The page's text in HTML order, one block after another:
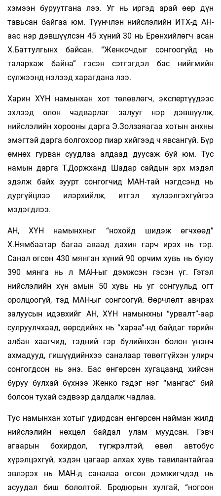
хэмээн буруутгана лээ. Уг нь иргэд арай өөр дүн
тавьсан байгаа юм. Түүнчлэн нийслэлийн ИТХ-д АН-
аас нэр дэвшүүлсэн 45 хүний 30 нь Ерөнхийлөгч асан
Х.Баттулгынх байсан. “Женкочдыг сонгоогүйд нь
талархаж байна” гэсэн сэтгэгдэл бас нийгмийн
сүлжээнд нэлээд харагдана лээ.
Харин ХҮН намынхан хот төлөвлөгч, экспертүүдээс
эхлээд олон чадварлаг залууг нэр дэвшүүлж,
нийслэлийн хорооны дарга Э.Золзаяагаа хотын анхны
эмэгтэй дарга болгохоор пиар хийгээд ч явсангүй. Бүр
өмнөх гурван суудлаа алдаад дуусаж буй юм. Тус
намын дарга Т.Доржханд Шадар сайдын эрх мэдэл
эдэлж байх зуурт сонгогчид МАН-тай нэгдсэнд нь
дургүйцлээ илэрхийлж, итгэл хүлээлгэхгүйгээ
мэдэгдлээ.
АН, ХҮН намынхныг “нохойд шидэж өгчхөөд”
Х.Нямбаатар багаа аваад дахин гарч ирэх нь тэр.
Санал өгсөн 430 мянган хүний 90 орчим хувь нь буюу
390 мянга нь л МАН-ыг дэмжсэн гэсэн үг. Гэтэл
нийслэлийн хүн амын 50 хувь нь уг сонгуульд огт
оролцоогүй, тэд МАН-ыг сонгоогүй. Өөрчлөлт авчрах
залуусын идэвхийг АН, ХҮН намынхны “урвалт”-аар
сулруулчхаад, өөрсдийнх нь “хараа”-нд байдаг төрийн
албан хаагчид, тэдний гэр бүлийнхэн болон үнэнч
ахмадууд, гишүүдийнхээ саналаар төвөггүйхэн улирч
сонгогдсон нь энэ. Бас өнгөрсөн хугацаанд хийсэн
буруу булхай бүхнээ Женко гэдэг нэг “мангас” бий
болсон тухай сэдвээр далдалж чадлаа.
Тус намынхан хотыг удирдсан өнгөрсөн найман жилд
нийслэлийн нөхцөл байдал улам муудсан. Гэвч
агаарын бохирдол, түгжрэлтэй, өвөл автобус
хүрэлцэхгүй, хэдэн цагаар алхах хувь тавилантайгаа
эвлэрэх нь МАН-д саналаа өгсөн дэмжигчдэд нь
асуудал биш бололтой. Бродюрын хулгай, “ногоон